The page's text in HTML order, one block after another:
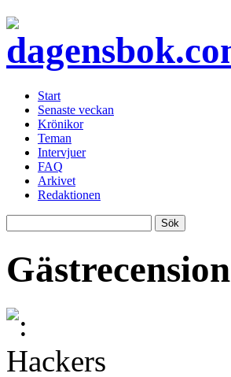
Start
Senaste veckan
Krönikor
Teman
Intervjuer
FAQ
Arkivet
Redaktionen
Gästrecension